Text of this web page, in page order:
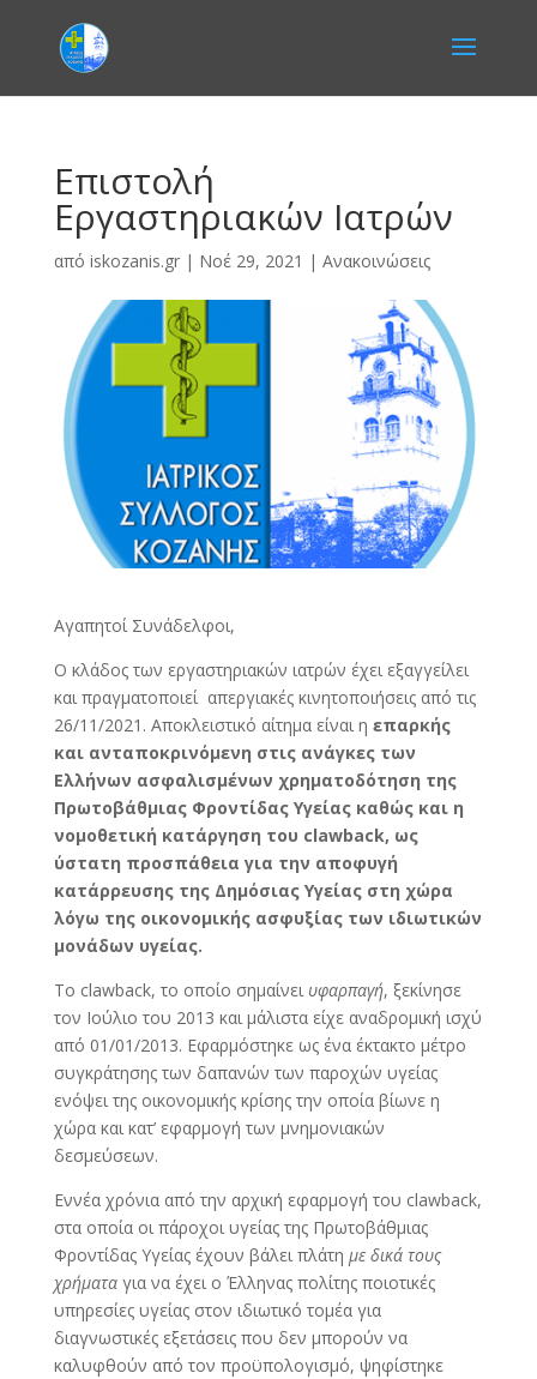
Επιστολή
Εργαστηριακών Ιατρών
από iskozanis.gr| Νοέ 29, 2021 | Ανακοινώσεις
Αγαπητοί Συνάδελφοι,
Ο κλάδος των εργαστηριακών ιατρών έχει εξαγγείλει
και πραγματοποιεί απεργιακές κινητοποιήσεις από τις
26/11/2021. Αποκλειστικό αίτημα είναι η επαρκής
και ανταποκρινόμενη στις ανάγκες των
Ελλήνων ασφαλισμένων χρηματοδότηση της
Πρωτοβάθμιας Φροντίδας Υγείας καθώς και η
νομοθετική κατάργηση του clawback, ως
ύστατη προσπάθεια για την αποφυγή
κατάρρευσης της Δημόσιας Υγείας στη χώρα
λόγω της οικονομικής ασφυξίας των ιδιωτικών
μονάδων υγείας.
Το clawback, το οποίο σημαίνει υφαρπαγή, ξεκίνησε
τον Ιούλιο του 2013 και μάλιστα είχε αναδρομική ισχύ
από 01/01/2013. Εφαρμόστηκε ως ένα έκτακτο μέτρο
συγκράτησης των δαπανών των παροχών υγείας
ενόψει της οικονομικής κρίσης την οποία βίωνε η
χώρα και κατ’ εφαρμογή των μνημονιακών
δεσμεύσεων.
Εννέα χρόνια από την αρχική εφαρμογή του clawback,
στα οποία οι πάροχοι υγείας της Πρωτοβάθμιας
Φροντίδας Υγείας έχουν βάλει πλάτη με δικά τους
χρήματαγια να έχει ο Έλληνας πολίτης ποιοτικές
υπηρεσίες υγείας στον ιδιωτικό τομέα για
διαγνωστικές εξετάσεις που δεν μπορούν να
καλυφθούν από τον προϋπολογισμό, ψηφίστηκε